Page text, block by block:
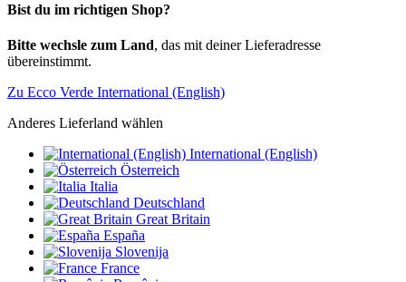
Bist du im richtigen Shop?
Bitte wechsle zum Land, das mit deiner Lieferadresse
übereinstimmt.
Zu Ecco Verde International (English)
Anderes Lieferland wählen
International (English)
Österreich
Italia
Deutschland
Great Britain
España
Slovenija
France